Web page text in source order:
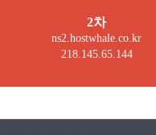
2차
ns2.hostwhale.co.kr
218.145.65.144